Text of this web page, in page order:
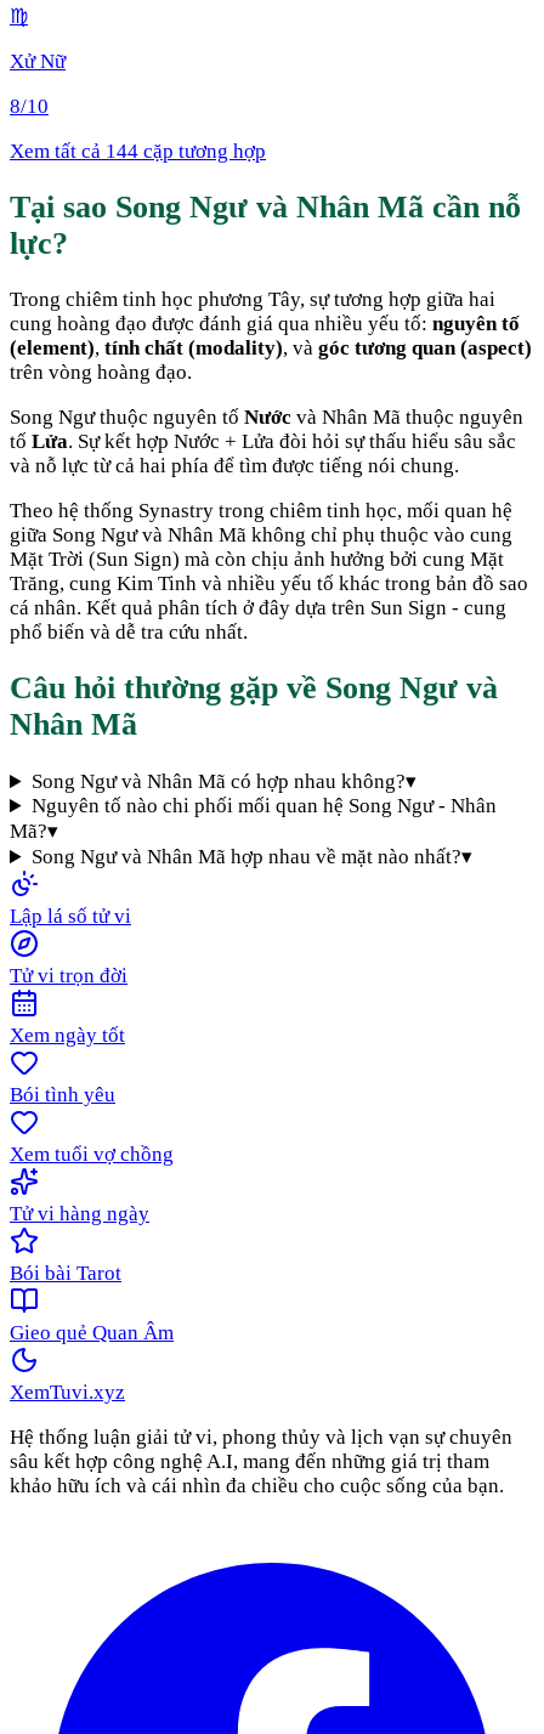
♍
Xử Nữ
8/10
Xem tất cả 144 cặp tương hợp
Tại sao Song Ngư và Nhân Mã cần nỗ
lực?
Trong chiêm tinh học phương Tây, sự tương hợp giữa hai
cung hoàng đạo được đánh giá qua nhiều yếu tố: nguyên tố
(element), tính chất (modality), và góc tương quan (aspect)
trên vòng hoàng đạo.
Song Ngưthuộc nguyên tố Nước và Nhân Mã thuộc nguyên
tố Lửa. Sự kết hợp Nước + Lửa đòi hỏi sự thấu hiểu sâu sắc
và nỗ lực từ cả hai phía để tìm được tiếng nói chung.
Theo hệ thống Synastry trong chiêm tinh học, mối quan hệ
giữa Song Ngưvà Nhân Mã không chỉ phụ thuộc vào cung
Mặt Trời (Sun Sign) mà còn chịu ảnh hưởng bởi cung Mặt
Trăng, cung Kim Tinh và nhiều yếu tố khác trong bản đồ sao
cá nhân. Kết quả phân tích ở đây dựa trên Sun Sign - cung
phổ biến và dễ tra cứu nhất.
Câu hỏi thường gặp về Song Ngư và
Nhân Mã
Song Ngư và Nhân Mã có hợp nhau không?▾
Nguyên tố nào chi phối mối quan hệ Song Ngư - Nhân
Mã?▾
Song Ngư và Nhân Mã hợp nhau về mặt nào nhất?▾
Lập lá số tử vi
Tử vi trọn đời
Xem ngày tốt
Bói tình yêu
Xem tuổi vợ chồng
Tử vi hàng ngày
Bói bài Tarot
Gieo quẻ Quan Âm
XemTuvi.xyz
Hệ thống luận giải tử vi, phong thủy và lịch vạn sự chuyên
sâu kết hợp công nghệ A.I, mang đến những giá trị tham
khảo hữu ích và cái nhìn đa chiều cho cuộc sống của bạn.